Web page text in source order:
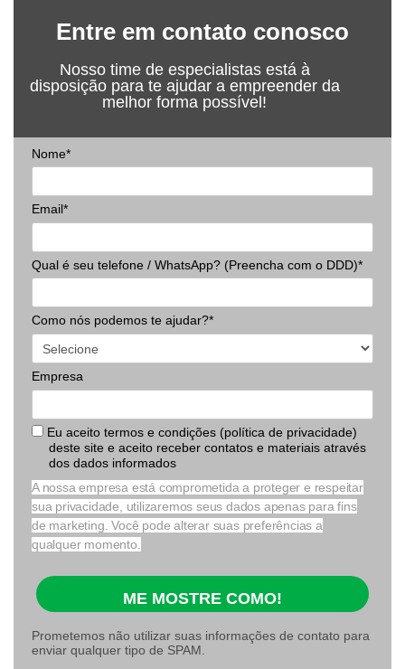
Entre em contato conosco
Nosso time de especialistas está à
disposição para te ajudar a empreender da
melhor forma possível!
Nome*
Email*
Qual é seu telefone / WhatsApp? (Preencha com o DDD)*
Como nós podemos te ajudar?*
Empresa
Eu aceito termos e condições (política de privacidade)
deste site e aceito receber contatos e materiais através
dos dados informados
A nossa empresa está comprometida a proteger e respeitar
sua privacidade, utilizaremos seus dados apenas para fins
de marketing. Você pode alterar suas preferências a
qualquer momento.
ME MOSTRE COMO!
Prometemos não utilizar suas informações de contato para
enviar qualquer tipo de SPAM.